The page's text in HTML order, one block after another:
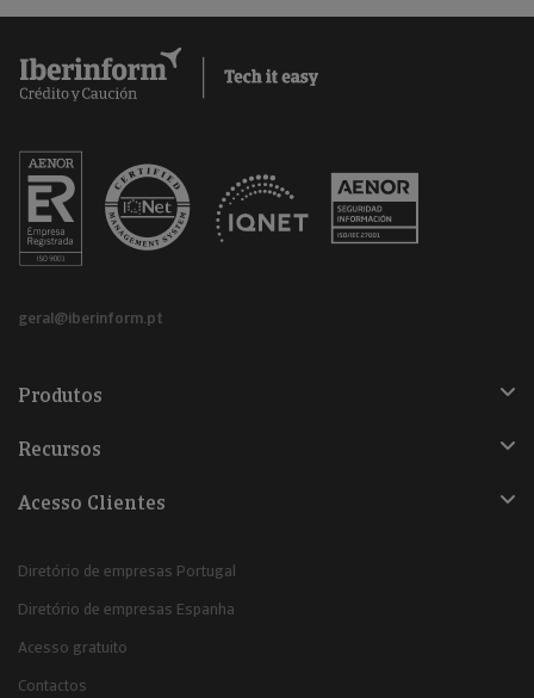
geral@iberinform.pt
Produtos
Recursos
Acesso Clientes
Diretório de empresas Portugal
Diretório de empresas Espanha
Acesso gratuito
Contactos